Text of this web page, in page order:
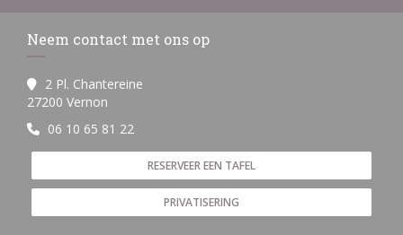
Neem contact met ons op
2 Pl. Chantereine
27200 Vernon
06 10 65 81 22
RESERVEER EEN TAFEL
PRIVATISERING